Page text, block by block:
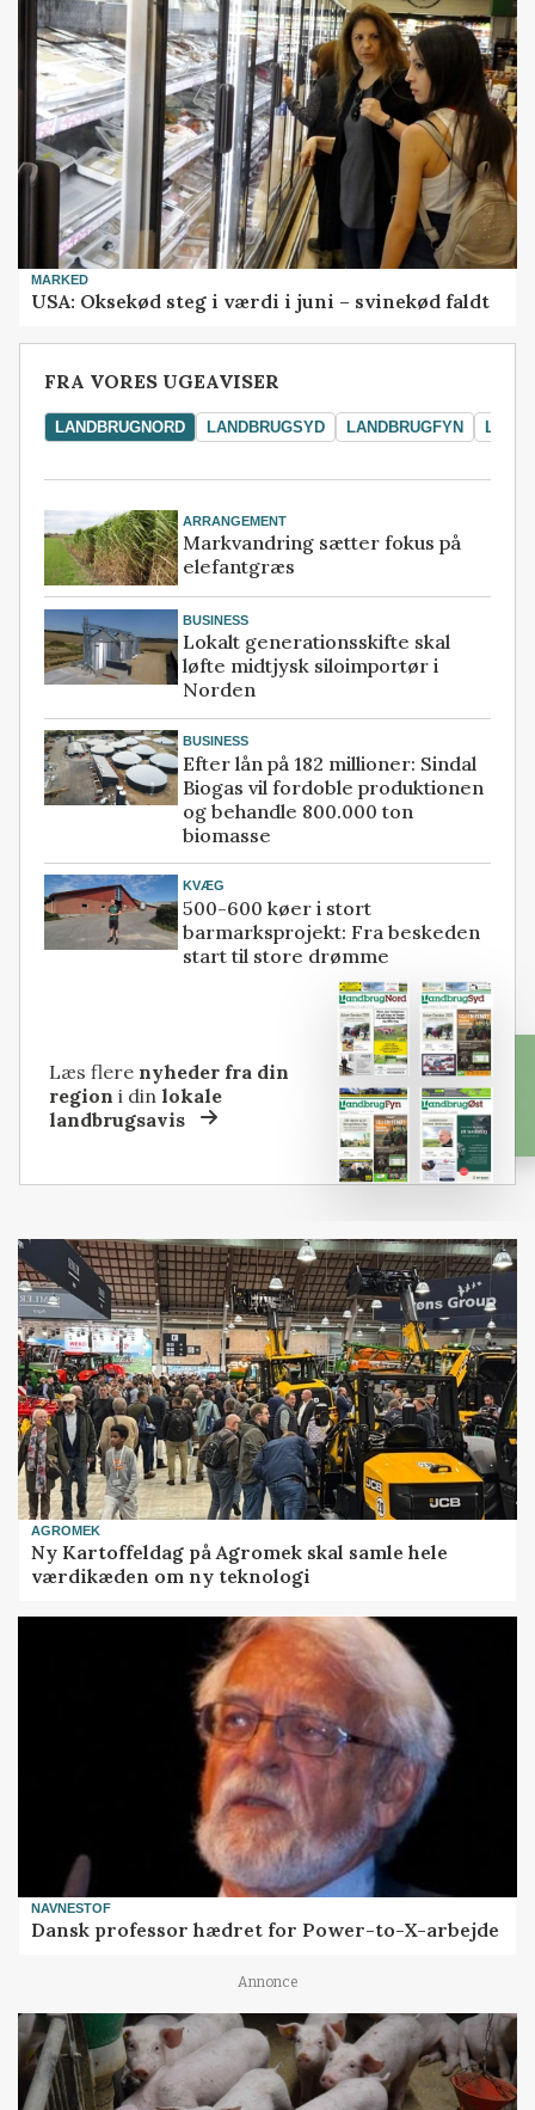
MARKED
USA: Oksekød steg i værdi i juni – svinekød faldt
FRA VORES UGEAVISER
LANDBRUGNORD LANDBRUGSYD LANDBRUGFYN
ARRANGEMENT
Markvandring sætter fokus på
elefantgræs
BUSINESS
Lokalt generationsskifte skal
løfte midtjysk siloimportør i
Norden
BUSINESS
Efter lån på 182 millioner: Sindal
Biogas vil fordoble produktionen
og behandle 800.000 ton
biomasse
KVÆG
500-600 køer i stort
barmarksprojekt: Fra beskeden
start til store drømme
Læs flere nyheder fra din
region i dinlokale
landbrugsavis
AGROMEK
Ny Kartoffeldag på Agromek skal samle hele
værdikæden om ny teknologi
NAVNESTOF
Dansk professor hædret for Power-to-X-arbejde
Annonce